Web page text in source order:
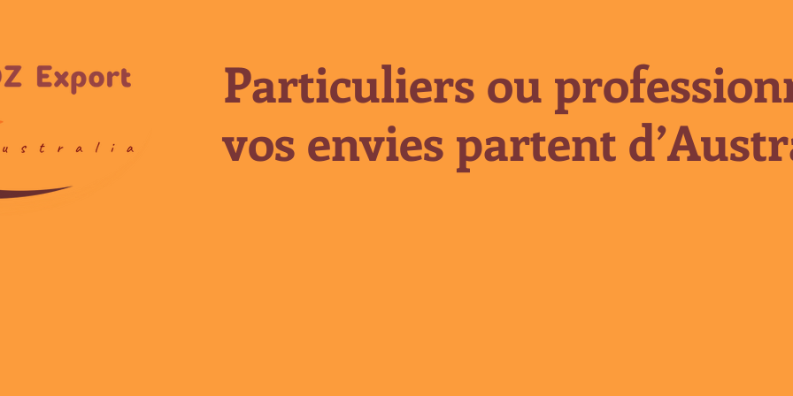
Particuliers ou
vos envies partent